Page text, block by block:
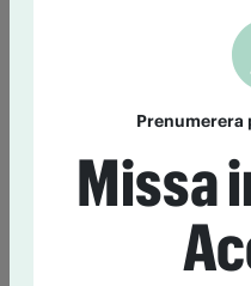
majoritet vill skärpa lagen,
Ett glas om dagen
cancer
22 juni 13:30Även låg
cancer, visar ny amerikansk
Prenumerera
Missa